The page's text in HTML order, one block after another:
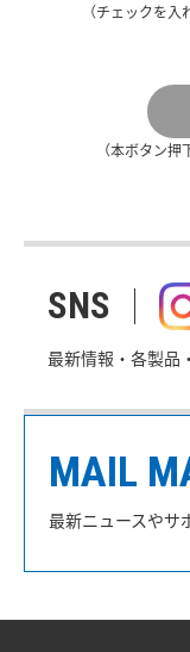
（チェックを
（本ボタン
SNS
最新情報・各製品
MAIL
最新ニュースやサ